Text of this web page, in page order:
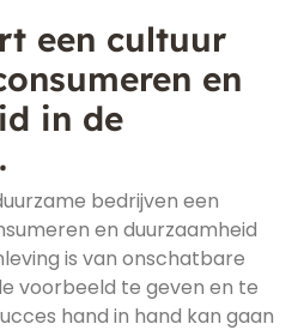
een cultuur
en
in de
bedrijven een
en duurzaamheid
is van onschatbare
voorbeeld te geven en te
hand in hand kan gaan